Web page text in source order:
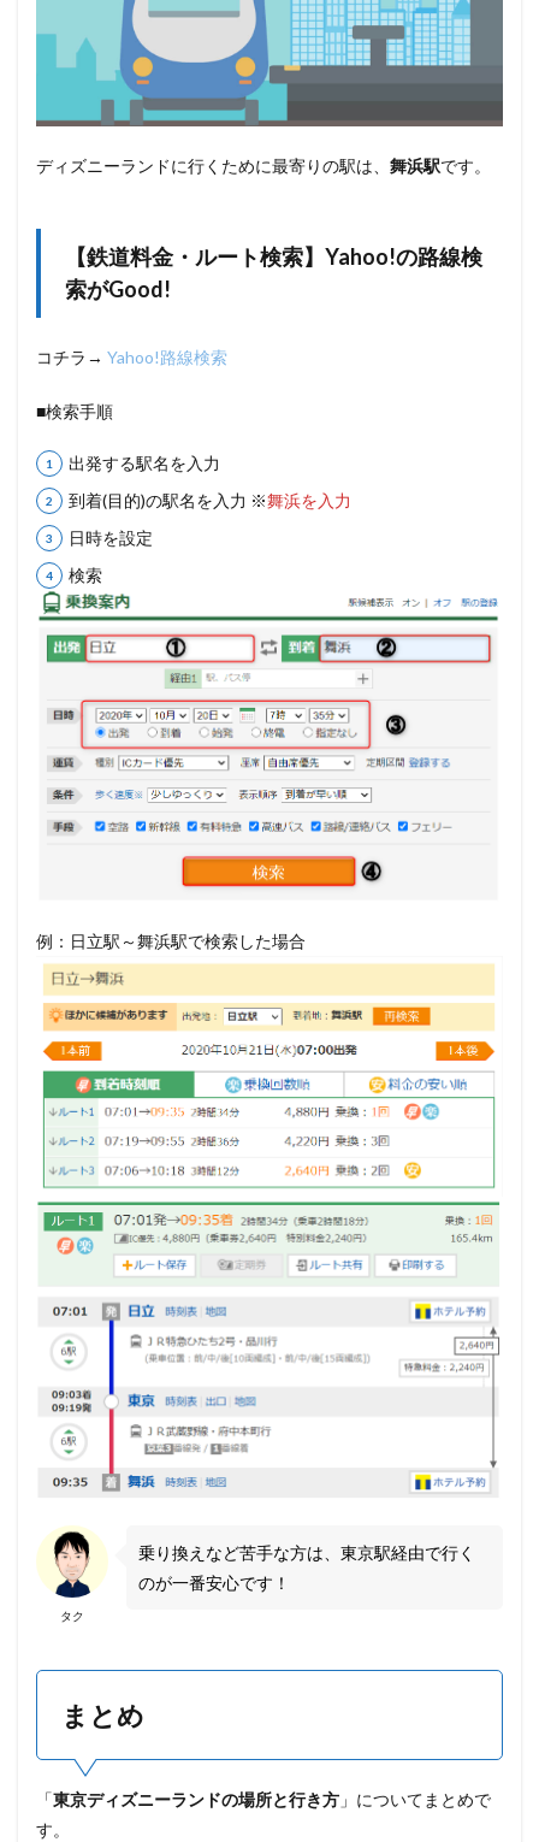
ディズニーランドに行くために最寄りの駅は、 舞浜駅です。
【鉄道料金・ルート検索】Yahoo!の路線検
索がGood!
コチラ→ Yahoo!路線検索
■検索手順
出発する駅名を入力
到着(目的)の駅名を入力 ※舞浜を入力
日時を設定
検索
例：日立駅～舞浜駅で検索した場合
タク
乗り換えなど苦手な方は、東京駅経由で行く
のが一番安心です！
まとめ
「東京ディズニーランドの場所と行き方 」についてまとめで
す。